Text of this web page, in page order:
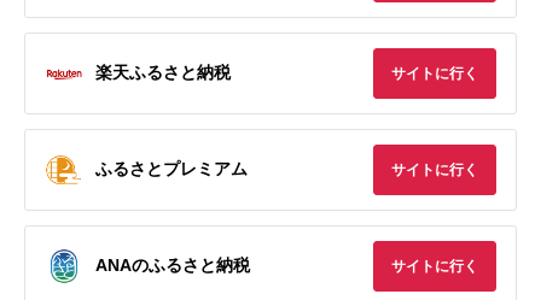
楽天ふるさと納税 サイトに行く
ふるさとプレミアム サイトに行く
ANAのふるさと納税 サイトに行く